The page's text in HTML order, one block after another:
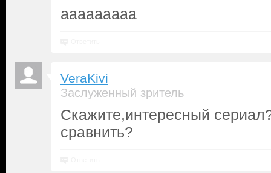
aaaaaaaaa
VeraKivi
Заслуженный зритель
Скажите,интересный
сравнить?